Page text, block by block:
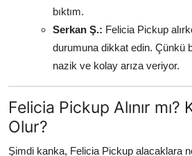
bıktım.
Serkan Ş.: Felicia Pickup
durumuna dikkat edin. Çünkü
nazik ve kolay arıza veriyor.
Felicia Pickup Alınır
Olur?
Şimdi kanka, Felicia Pickup alacaklara